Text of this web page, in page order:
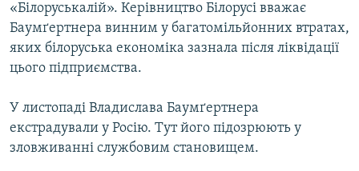
«Білоруськалій». Керівництво Білорусі вважає
Баумґертнера винним у багатомільйонних втратах,
яких білоруська економіка зазнала після ліквідації
цього підприємства.
У листопаді Владислава Баумґертнера
екстрадували у Росію. Тут його підозрюють у
зловживанні службовим становищем.